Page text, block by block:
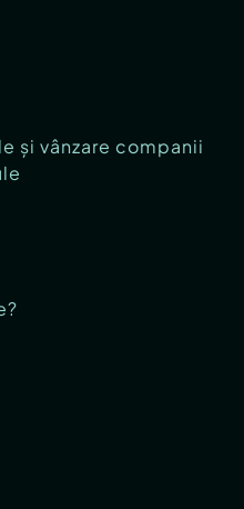
și vânzare companii